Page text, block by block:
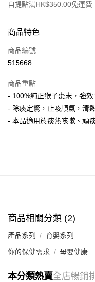
自提點滿HK$350.00免運費
信用卡
AlipayHK
WeChat Pay
送貨方式
每筆HK$50.00，滿
付款後門市自取
商品特色
商品編號
515668
商品重點
- 100%純正猴子棗末，強效
- 除痰定驚，止咳順氣，清
- 本品適用於痰熱咳嗽、頑
商品相關分類 (2)
產品系列 育嬰系列
你的保健需求 母嬰健康
本分類熱賣全店暢銷